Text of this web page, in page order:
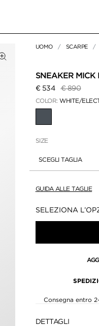
UOMO SCARPE
SNEAKER MICK
€ 534 Prezzo
€ 890a
COLOR:WHITE/
SIZE
SCEGLI TAGLIA
GUIDA ALLE TAGLIE
Disponibilità:
SELEZIONA
Consegna entro
DETTAGLI